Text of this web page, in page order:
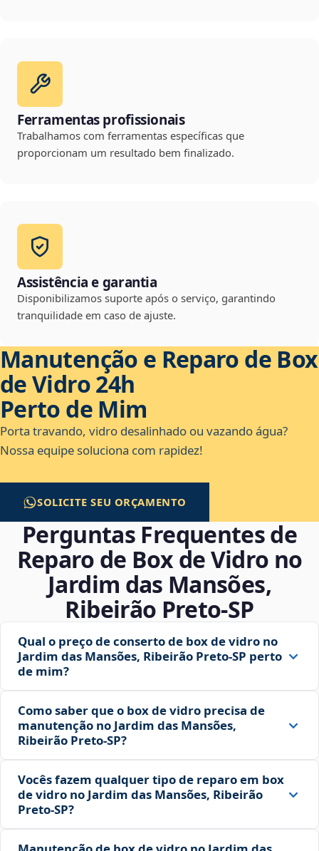
Ferramentas profissionais
Trabalhamos com ferramentas específicas que
proporcionam um resultado bem finalizado.
Assistência e garantia
Disponibilizamos suporte após o serviço, garantindo
tranquilidade em caso de ajuste.
Manutenção e Reparo de Box
de Vidro 24h
Perto de Mim
Porta travando, vidro desalinhado ou vazando água?
Nossa equipe soluciona com rapidez!
SOLICITE SEU ORÇAMENTO
Perguntas Frequentes de
Reparo de Box de Vidro no
Jardim das Mansões,
Ribeirão Preto‑SP
Qual o preço de conserto de box de vidro no
Jardim das Mansões, Ribeirão Preto‑SP perto
de mim?
Como saber que o box de vidro precisa de
manutenção no Jardim das Mansões,
Ribeirão Preto‑SP?
Vocês fazem qualquer tipo de reparo em box
de vidro no Jardim das Mansões, Ribeirão
Preto‑SP?